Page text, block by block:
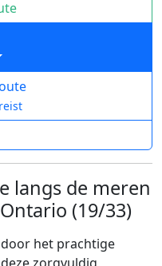
langs de meren
(19/33)
het prachtige